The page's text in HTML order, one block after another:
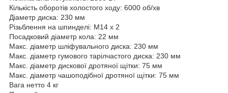
Кількість оборотів холостого ходу: 6000 об/хв
Діаметр диска: 230 мм
Різьблення на шпинделі: M14 х 2
Посадковий діаметр кола: 22 мм
Макс. діаметр шліфувального диска: 230 мм
Макс. діаметр гумового тарілчастого диска: 230 мм
Макс. діаметр дискової дротяної щітки: 75 мм
Макс. діаметр чашоподібної дротяної щітки: 75 мм
Вага нетто 4 кг